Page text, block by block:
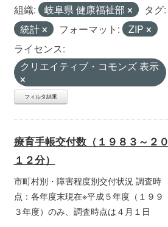
組織: 岐阜県 健康福祉部
タグ:
統計
フォーマット:
ZIP
ライセンス:
クリエイティブ・コモンズ 表示
フィルタ結果
療育手帳交付数（１９８３～２０
１２分）
市町村別・障害程度別交付状況 調査時
点：各年度末現在※平成５年度（１９９
３年度）のみ、調査時点は４月１日